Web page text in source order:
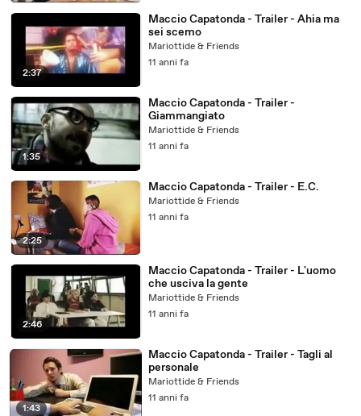
2:37
Maccio Capatonda - Trailer - Ahia ma
sei scemo
Mariottide & Friends
11 anni fa
1:35
Maccio Capatonda - Trailer -
Giammangiato
Mariottide & Friends
11 anni fa
2:25
Maccio Capatonda - Trailer - E.C.
Mariottide & Friends
11 anni fa
2:46
Maccio Capatonda - Trailer - L'uomo
che usciva la gente
Mariottide & Friends
11 anni fa
1:43
Maccio Capatonda - Trailer - Tagli al
personale
Mariottide & Friends
11 anni fa